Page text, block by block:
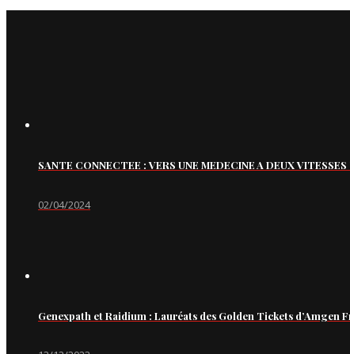
SANTE CONNECTEE : VERS UNE MEDECINE A DEUX VITESSES
02/04/2024
Genexpath et Raidium : Lauréats des Golden Tickets d’Amgen